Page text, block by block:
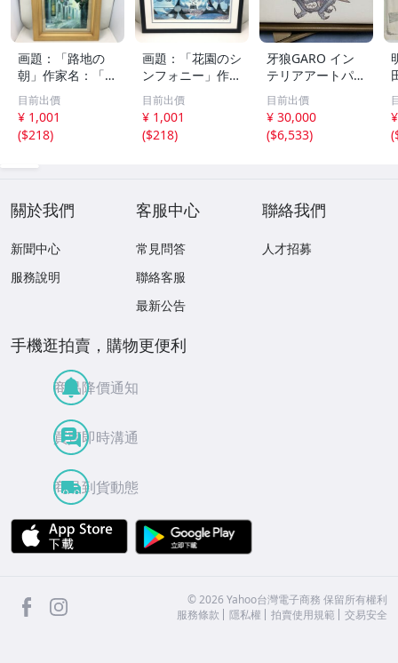
画題：「路地の
朝」作家名：「桜
井陽彦」額付き
縦58.5cm 横49c
m 厚5.5cm 絵画
中古 【UC07007
目前出價
¥ 1,001
($218)
画題：「花園のシ
ンフォニー」作家
名：「藤城清治」
61/500 額付き 縦
32.5cm 横55.5c
m 厚1cm 絵画 中
目前出價
¥ 1,001
($218)
牙狼GARO イン
テリアアートパネ
ル（絵本の黄金騎
士）
目前出價
¥ 30,000
($6,533)
(
關於我們
新聞中心
服務說明
客服中心
常見問答
聯絡客服
最新公告
聯絡我們
人才招募
手機逛拍賣，購物更便利
商品降價通知
買賣即時溝通
商品到貨動態
APP Store
facebook ©2026 Yahoo台灣電子商務 保留所有權利
服務條款
隱私權 拍賣使用規範 交易安全